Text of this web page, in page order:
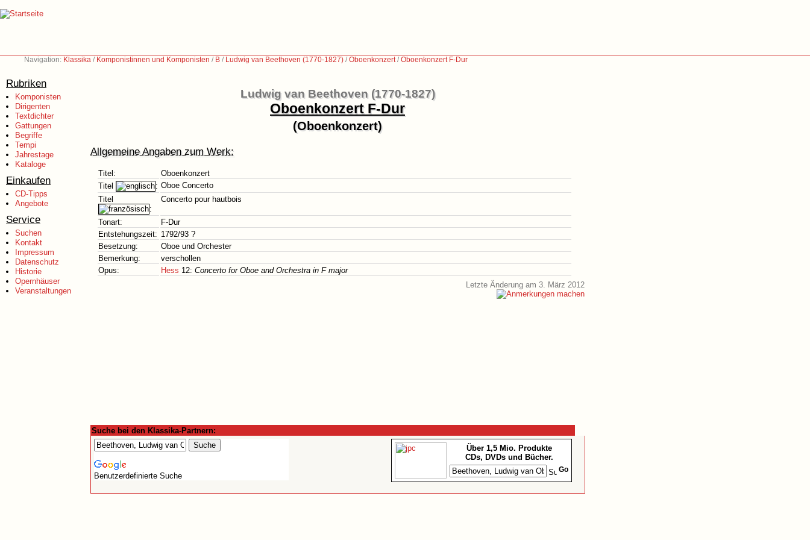
Navigation: Klassika / Komponistinnen und Komponisten / B / Ludwig van Beethoven (1770-1827) /Oboenkonzert/Oboenkonzert F-Dur
Rubriken
Komponisten
Dirigenten
Textdichter
Gattungen
Begriffe
Tempi
Jahrestage
Kataloge
Einkaufen
CD-Tipps
Angebote
Service
Suchen
Kontakt
Impressum
Datenschutz
Historie
Opernhäuser
Veranstaltungen
Ludwig van Beethoven (1770-1827)
Oboenkonzert F-Dur
(Oboenkonzert)
Allgemeine Angaben zum Werk:
Titel:
Oboenkonzert
Titel
: Oboe Concerto
Titel
:
Concerto pour hautbois
Tonart:
F-Dur
Entstehungszeit: 1792/93 ?
Besetzung:
Oboe und Orchester
Bemerkung:
verschollen
Opus:
Hess 12: Concerto for Oboe and Orchestra in F major
Letzte Änderung am 3. März 2012
Suche bei den Klassika-Partnern:
Benutzerdefinierte Suche
Über 1,5 Mio. Produkte
CDs, DVDs und Bücher.
Go